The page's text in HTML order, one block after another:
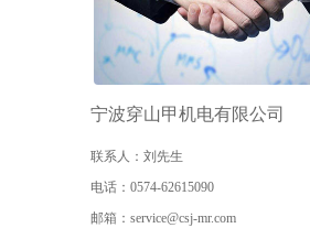
宁波穿山甲机电有限公司
联系人 ：刘先生
电话 ：0574-62615090
邮箱 ：service@csj-mr.com